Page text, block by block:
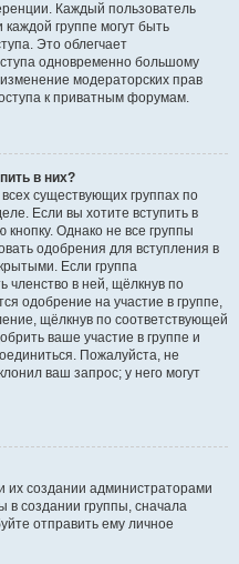
Каждый пользователь
каждой группе могут быть
Это облегчает
одновременно большому
модераторских прав
к приватным форумам.
в них?
существующих группах по
Если вы хотите вступить в
Однако не все группы
одобрения для вступления в
Если группа
членство в ней, щёлкнув по
одобрение на участие в группе,
щёлкнув по соответствующей
ваше участие в группе и
Пожалуйста, не
ваш запрос; у него могут
их создании администраторами
создании группы, сначала
отправить ему личное